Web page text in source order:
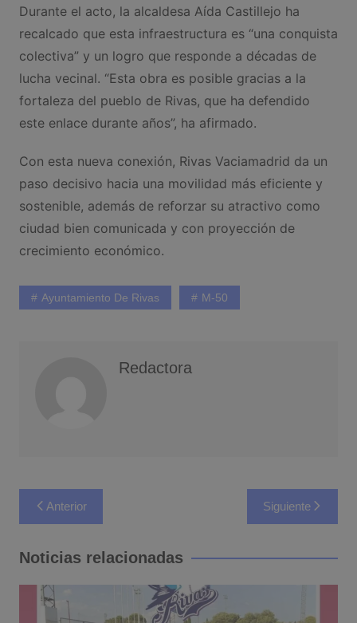
Durante el acto, la alcaldesa Aída Castillejo ha
recalcado que esta infraestructura es “una conquista
colectiva” y un logro que responde a décadas de
lucha vecinal. “Esta obra es posible gracias a la
fortaleza del pueblo de Rivas, que ha defendido
este enlace durante años”, ha afirmado.
Con esta nueva conexión, Rivas Vaciamadrid da un
paso decisivo hacia una movilidad más eficiente y
sostenible, además de reforzar su atractivo como
ciudad bien comunicada y con proyección de
crecimiento económico.
Ayuntamiento De Rivas M-50
Redactora
Navegación
de
entradas
Anterior Siguiente
Noticias relacionadas